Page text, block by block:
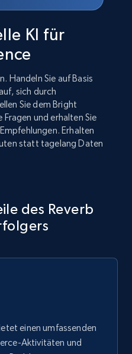
KI für
Handeln Sie auf Basis
sich durch
Sie dem Bright
und erhalten Sie
Erhalten
statt tagelang Daten
des Reverb
einen umfassenden
Aktivitäten und